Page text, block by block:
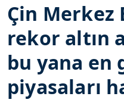
Çin Merkez
rekor altın
bu yana en
piyasaları